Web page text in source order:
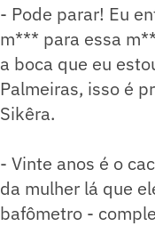
- Pode parar! Eu
m*** para essa
a boca que eu
Palmeiras, isso é
Sikêra.
- Vinte anos é o
da mulher lá que
bafômetro -